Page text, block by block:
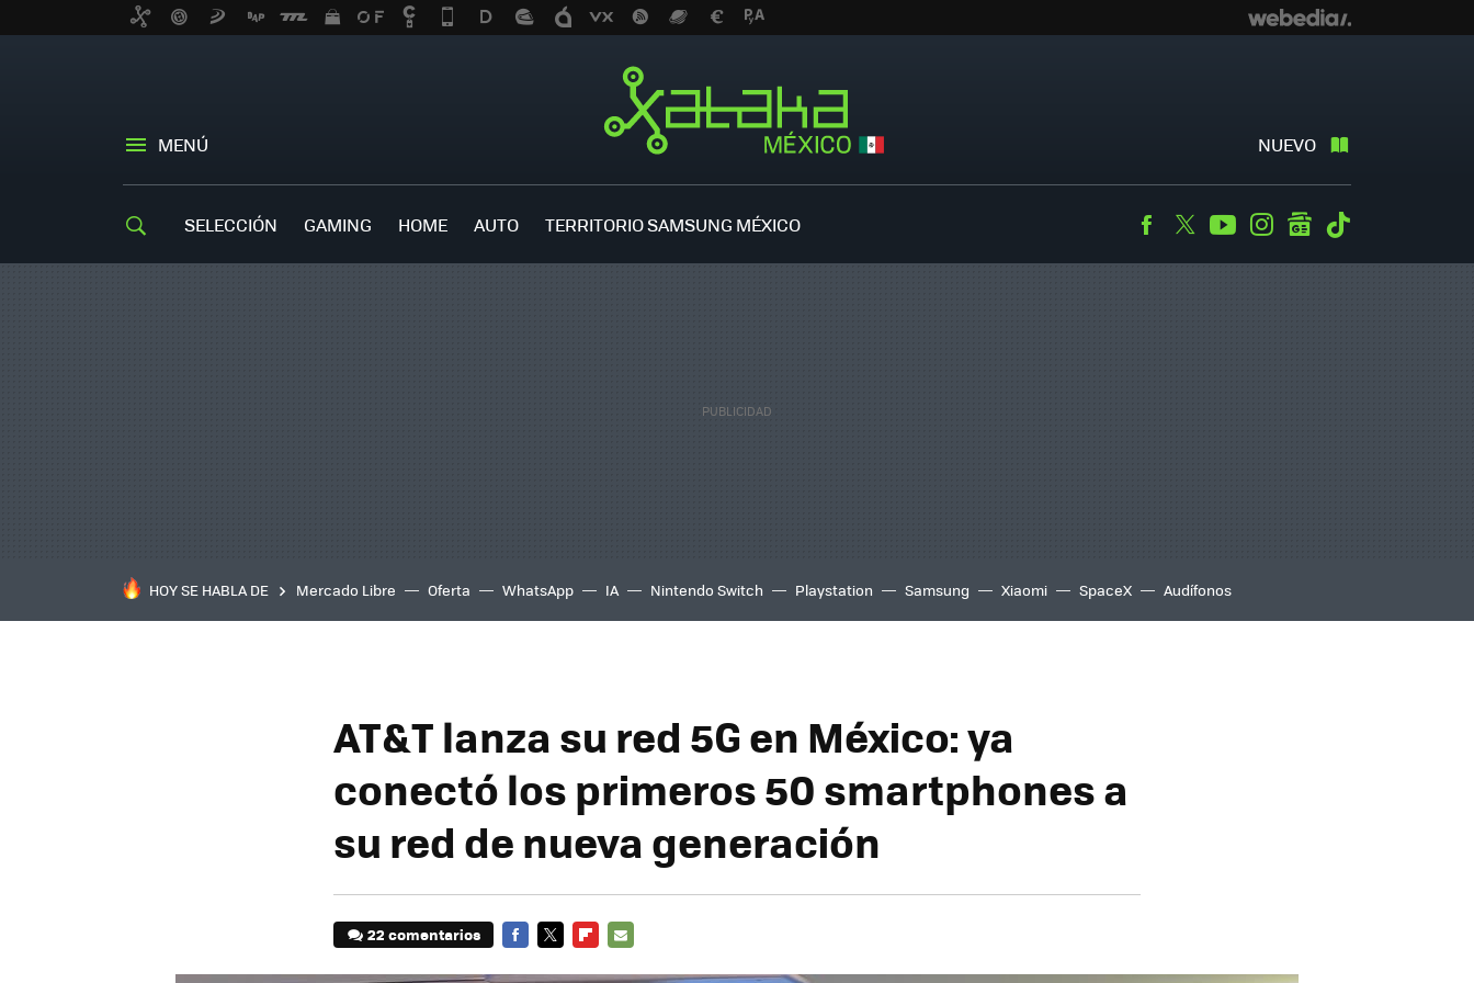
MENÚ NUEVO
SELECCIÓN GAMING HOME AUTO TERRITORIO SAMSUNG MÉXICO Facebook
TwitterYoutubeInstagramgooglenews
HOY SE HABLA DE Mercado Libre Oferta WhatsApp IA Nintendo Switch Playstation Samsung Xiaomi SpaceX Audífonos
AT&T lanza su red 5G en México: ya
conectó los primeros 50 smartphones a
su red de nueva generación
22 comentarios